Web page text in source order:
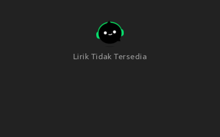
Lirik Tidak Tersedia